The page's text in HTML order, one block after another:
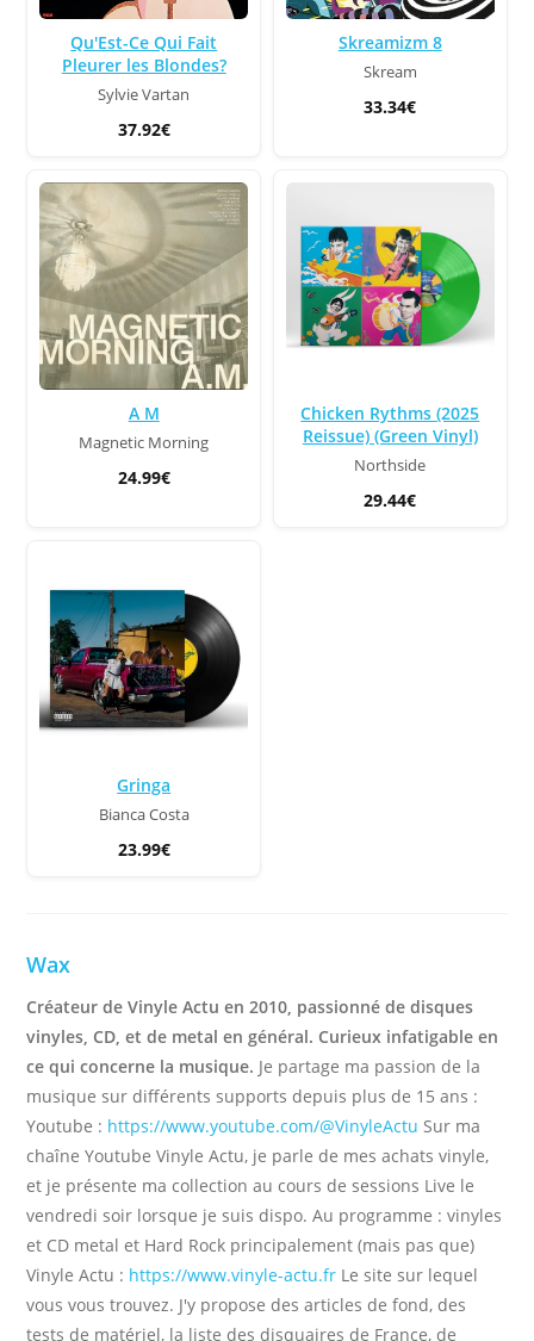
Qu'Est-Ce Qui Fait
Pleurer les Blondes?
Sylvie Vartan
37.92€
Skreamizm 8
Skream
33.34€
A M
Magnetic Morning
24.99€
Chicken Rythms (2025
Reissue) (Green Vinyl)
Northside
29.44€
Gringa
Bianca Costa
23.99€
Wax
Créateur de Vinyle Actu en 2010, passionné de disques
vinyles, CD, et de metal en général. Curieux infatigable en
ce qui concerne la musique. Je partage ma passion de la
musique sur différents supports depuis plus de 15 ans :
Youtube : https://www.youtube.com/@VinyleActu Sur ma
chaîne Youtube Vinyle Actu, je parle de mes achats vinyle,
et je présente ma collection au cours de sessions Live le
vendredi soir lorsque je suis dispo. Au programme : vinyles
et CD metal et Hard Rock principalement (mais pas que)
Vinyle Actu : https://www.vinyle-actu.fr Le site sur lequel
vous vous trouvez. J'y propose des articles de fond, des
tests de matériel, la liste des disquaires de France, de